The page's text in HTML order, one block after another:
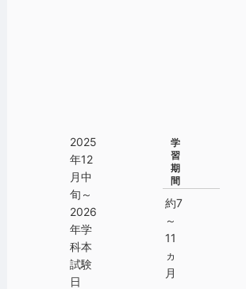
2025
年12
月中
旬～
2026
年学
科本
試験
日
学
習
期
間
約7
～
11
ヵ
月